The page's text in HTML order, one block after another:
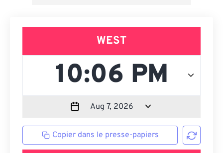
WEST
Copier dans le presse-papiers